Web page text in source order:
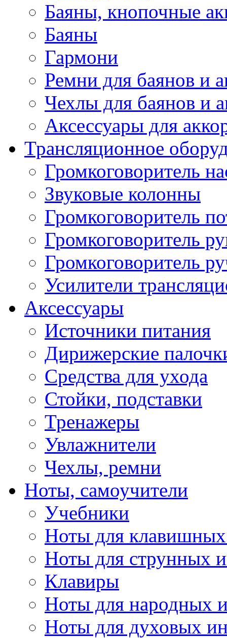
Баяны, кнопочные
Баяны
Гармони
Ремни для баянов и
Чехлы для баянов и
Аксессуары для
Трансляционное
Громкоговоритель
Звуковые колонны
Громкоговоритель
Громкоговоритель
Громкоговоритель
Усилители
Аксессуары
Источники питания
Дирижерские
Средства для ухода
Стойки, подставки
Тренажеры
Увлажнители
Чехлы, ремни
Ноты, самоучители
Учебники
Ноты для клавишных
Ноты для струнных
Клавиры
Ноты для народных
Ноты для духовых